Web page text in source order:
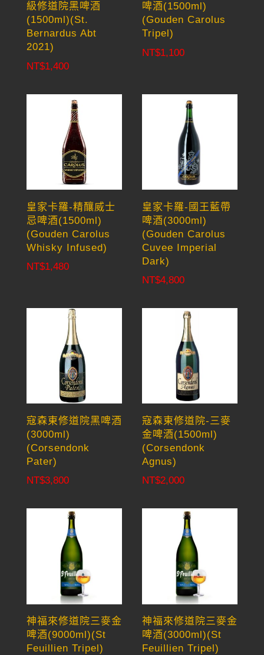
級修道院黑啤酒
(1500ml)(St.
Bernardus Abt
2021)
NT$1,400
啤酒(1500ml)
(Gouden Carolus
Tripel)
NT$1,100
皇家卡羅-精釀威士
忌啤酒(1500ml)
(Gouden Carolus
Whisky Infused)
NT$1,480
皇家卡羅-國王藍帶
啤酒(3000ml)
(Gouden Carolus
Cuvee Imperial
Dark)
NT$4,800
寇森東修道院黑啤酒
(3000ml)
(Corsendonk
Pater)
NT$3,800
寇森東修道院-三麥
金啤酒(1500ml)
(Corsendonk
Agnus)
NT$2,000
神福來修道院三麥金
啤酒(9000ml)(St
Feuillien Tripel)
神福來修道院三麥金
啤酒(3000ml)(St
Feuillien Tripel)